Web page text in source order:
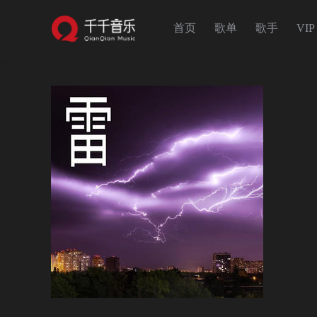
首页 歌单 歌手 VIP